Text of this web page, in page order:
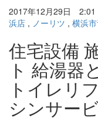
2017年12月29日 2:01
浜店 , ノーリツ , 横浜
住宅設備
ト 給湯器
トイレリ
シンサー